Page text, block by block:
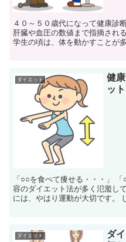
４０～５０歳代になって健康診
肝臓や血圧の数値まで指摘され
学生の頃は、体を動かすことが
ダイエット
健
ッ
「○○を食べて痩せる・・・」
容のダイエット法が多く氾濫し
には、やはり運動が大切です。
ダイエット
ダ